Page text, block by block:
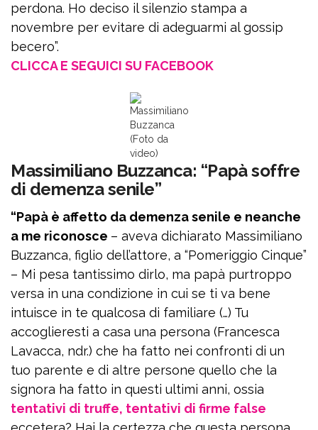
perdona. Ho deciso il silenzio stampa a
novembre per evitare di adeguarmi al gossip
becero”.
CLICCA E SEGUICI SU FACEBOOK
Massimiliano
Buzzanca
(Foto da
video)
Massimiliano Buzzanca: “Papà soffre
di demenza senile”
“Papà è affetto da demenza senile e neanche
a me riconosce – aveva dichiarato Massimiliano
Buzzanca, figlio dell’attore, a “Pomeriggio Cinque”
– Mi pesa tantissimo dirlo, ma papà purtroppo
versa in una condizione in cui se ti va bene
intuisce in te qualcosa di familiare (…) Tu
accoglieresti a casa una persona (Francesca
Lavacca, ndr.) che ha fatto nei confronti di un
tuo parente e di altre persone quello che la
signora ha fatto in questi ultimi anni, ossia
tentativi di truffe, tentativi di firme false